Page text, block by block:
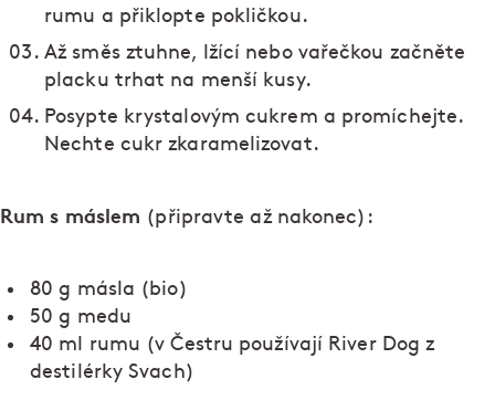
rumu a přiklopte pokličkou.
Až směs ztuhne, lžící nebo vařečkou začněte
placku trhat na menší kusy.
Posypte krystalovým cukrem a promíchejte.
Nechte cukr zkaramelizovat.
Rum s máslem (připravte až nakonec):
80 g másla (bio)
50 g medu
40 ml rumu (v Čestru používají River Dog z
destilérky Svach)